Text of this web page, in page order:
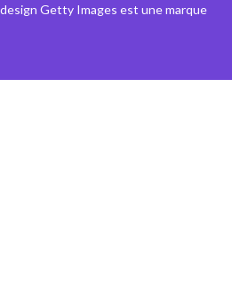
Getty Images est une marque